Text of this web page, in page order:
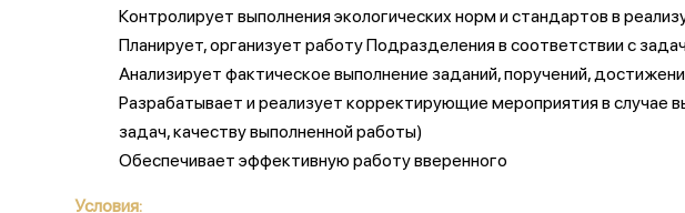
Контролирует выполнения экологических норм и стандартов в
Планирует, организует работу Подразделения в соответствии с
Анализирует фактическое выполнение заданий, поручений,
Разрабатывает и реализует корректирующие мероприятия в случае
задач, качеству выполненной работы)
Обеспечивает эффективную работу вверенного
Условия: